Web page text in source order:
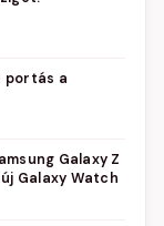
portás a
Galaxy Z
Galaxy Watch